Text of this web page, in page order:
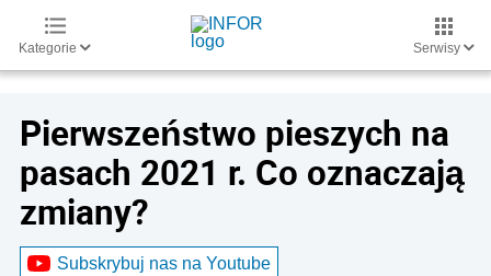
Kategorie Serwisy
Pierwszeństwo pieszych na
pasach 2021 r. Co oznaczają
zmiany?
Subskrybuj nas na Youtube